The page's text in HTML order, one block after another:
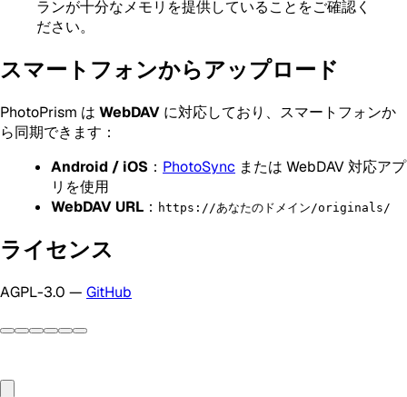
ランが十分なメモリを提供していることをご確認く
ださい。
スマートフォンからアップロード
PhotoPrism は WebDAV に対応しており、スマートフォンか
ら同期できます：
Android / iOS ： PhotoSync または WebDAV 対応アプ
リを使用
WebDAV URL ： https://あなたのドメイン/originals/
ライセンス
AGPL-3.0 — GitHub